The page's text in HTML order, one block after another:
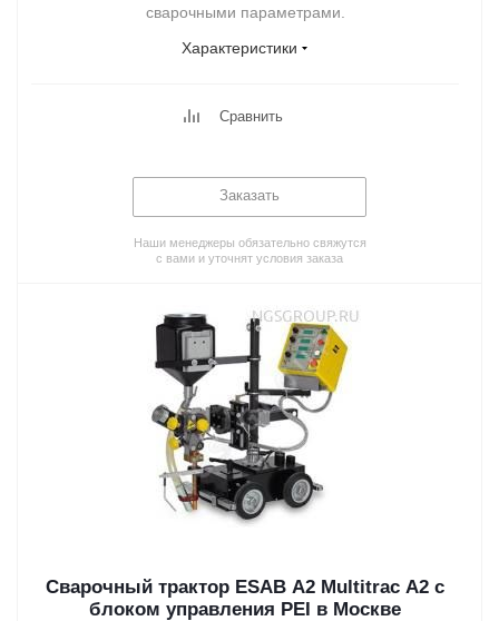
сварочными параметрами.
Характеристики
Сравнить
Заказать
Наши менеджеры обязательно свяжутся
с вами и уточнят условия заказа
Сварочный трактор ESAB A2 Multitrac A2 с
блоком управления PEI в Москве